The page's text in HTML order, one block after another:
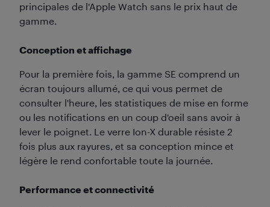
principales de l'Apple Watch sans le prix haut de
gamme.
Conception et affichage
Pour la première fois, la gamme SE comprend un
écran toujours allumé, ce qui vous permet de
consulter l'heure, les statistiques de mise en forme
ou les notifications en un coup d'oeil sans avoir à
lever le poignet. Le verre Ion-X durable résiste 2
fois plus aux rayures, et sa conception mince et
légère le rend confortable toute la journée.
Performance et connectivité